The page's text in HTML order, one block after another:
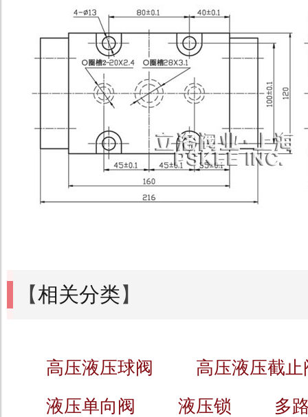
【相关分类】
高压液压球阀
高压液压截止
液压单向阀
液压锁
多